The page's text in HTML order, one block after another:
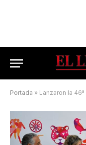
Portada » Lanzaron la 46ª